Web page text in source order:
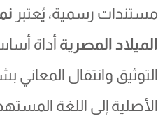
مستندات رسمية، يُعتبر
الميلاد المصريةأداة
التوثيق وانتقال
الأصلية إلى اللغة